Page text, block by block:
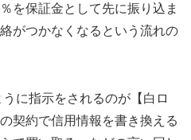
を保証金として先に振り込ま
がつかなくなるという流れの
に指示をされるのが【白ロ
契約で信用情報を書き換える